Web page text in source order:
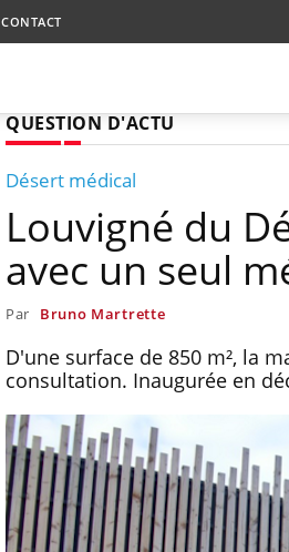
CONTACT
QUESTION D'ACTU
Désert médical
Louvigné du
avec un seul
Par Bruno Martrette
D'une surface de 850 m², la
consultation. Inaugurée en